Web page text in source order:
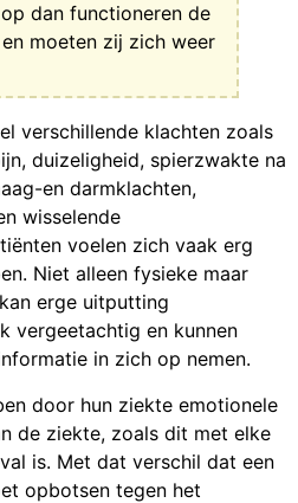
dan functioneren de
moeten zij zich weer
verschillende klachten zoals
duizeligheid, spierzwakte na
en darmklachten,
wisselende
voelen zich vaak erg
Niet alleen fysieke maar
erge uitputting
vergeetachtig en kunnen
in zich op nemen.
door hun ziekte emotionele
de ziekte, zoals dit met elke
is. Met dat verschil dat een
opbotsen tegen het